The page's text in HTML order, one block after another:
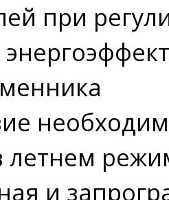
при
летнем
и